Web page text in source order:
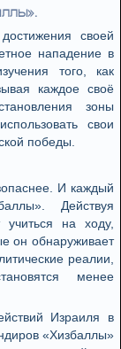
своей
нападение в
того, как
каждое своё
зоны
свои
победы.
И каждый
Действуя
на ходу,
он обнаруживает
реалии,
менее
Израиля в
«Хизбаллы»